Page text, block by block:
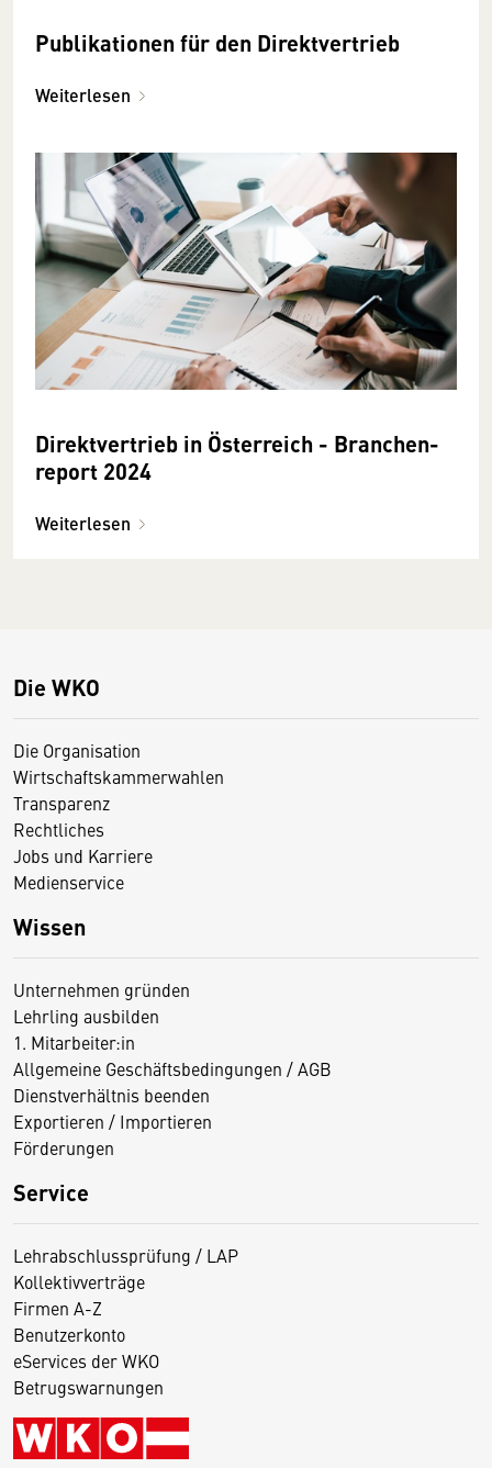
Publikationen für den Direktvertrieb
Weiterlesen
Direkt­vertrieb in Österreich - Branchen­
report 2024
Weiterlesen
Die WKO
Die Organisation
Wirtschaftskammerwahlen
Transparenz
Rechtliches
Jobs und Karriere
Medienservice
Wissen
Unternehmen gründen
Lehrling ausbilden
1. Mitarbeiter:in
Allgemeine Geschäftsbedingungen / AGB
Dienstverhältnis beenden
Exportieren / Importieren
Förderungen
Service
Lehrabschlussprüfung / LAP
Kollektivverträge
Firmen A-Z
Benutzerkonto
eServices der WKO
Betrugswarnungen